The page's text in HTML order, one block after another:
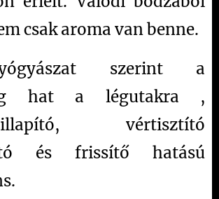
csak aroma van benne.
szerint a
hat a légutakra ,
vértisztító
és frissítő hatású